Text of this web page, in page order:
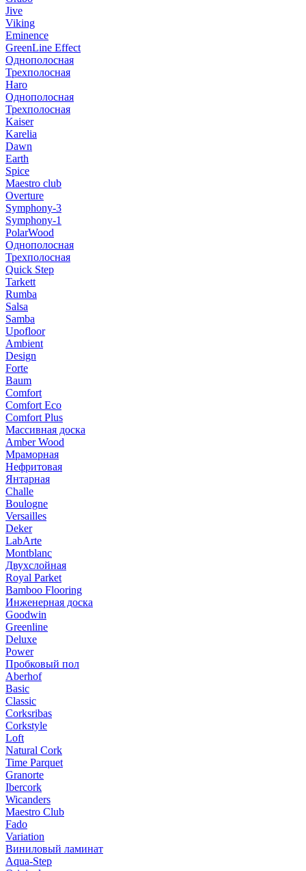
Jive
Viking
Eminence
GreenLine Effect
Однополосная
Трехполосная
Haro
Однополосная
Трехполосная
Kaiser
Karelia
Dawn
Earth
Spice
Maestro club
Overture
Symphony-3
Symphony-1
PolarWood
Однополосная
Трехполосная
Quick Step
Tarkett
Rumba
Salsa
Samba
Upofloor
Ambient
Design
Forte
Baum
Comfort
Comfort Eco
Comfort Plus
Массивная доска
Amber Wood
Мраморная
Нефритовая
Янтарная
Challe
Boulogne
Versailles
Deker
LabArte
Montblanc
Двухслойная
Royal Parket
Bamboo Flooring
Инженерная доска
Goodwin
Greenline
Deluxe
Power
Пробковый пол
Aberhof
Basic
Classic
Corksribas
Corkstyle
Loft
Natural Cork
Time Parquet
Granorte
Ibercork
Wicanders
Мaestro Club
Fado
Variation
Виниловый ламинат
Aqua-Step